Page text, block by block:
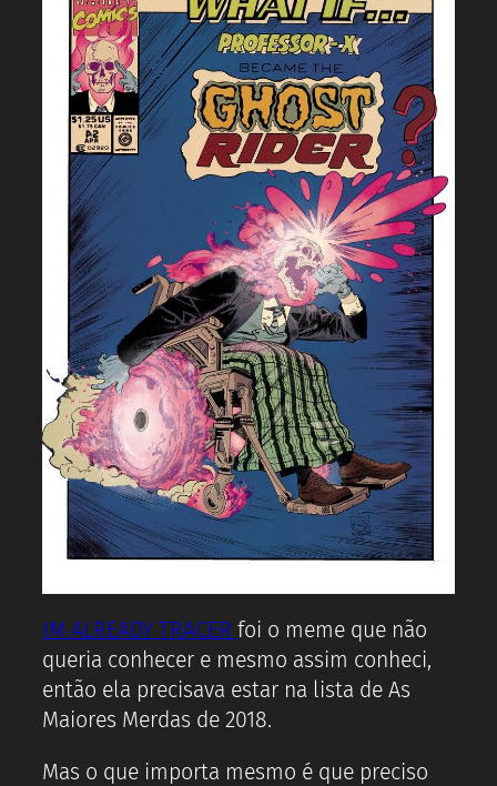
IM ALREADY TRACER foi o meme que não
queria conhecer e mesmo assim conheci,
então ela precisava estar na lista de As
Maiores Merdas de 2018.
Mas o que importa mesmo é que preciso